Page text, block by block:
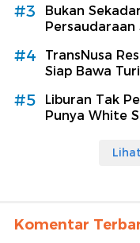
#3
Bukan
Persaudaraan
#4
TransNusa
Siap Bawa
#5
Liburan Tak
Punya White
Komentar